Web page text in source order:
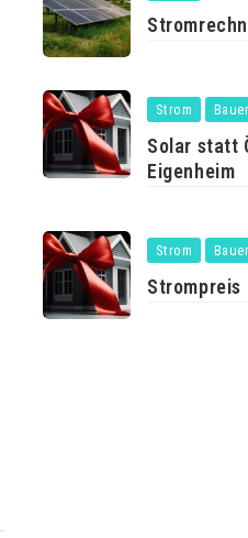
Strom
Solar statt
Eigenheim
Strom